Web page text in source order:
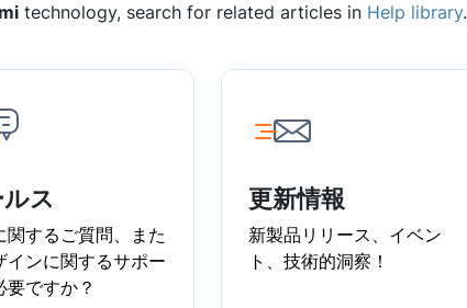
technology, search for related articles in Help library.
ス
関するご質問、また
インに関するサポー
要ですか？
更新情報
新製品リリース、イベン
ト、技術的洞察！